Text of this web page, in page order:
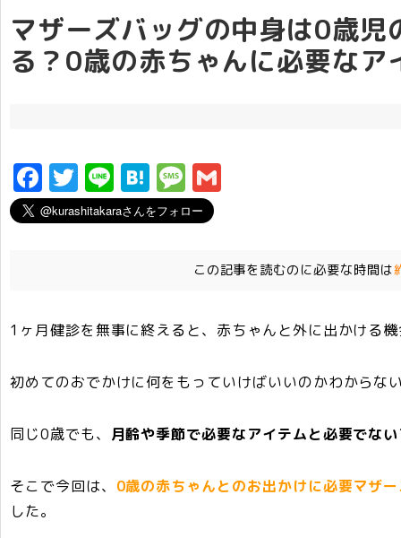
マザーズバッグの中身は0歳児
る？0歳の赤ちゃんに必要なア
F
a
c
o
o
k
T
w
it
r
Li
n
e
H
a
t
a
M
e
s
s
a
g
e
l
この記事を読むのに必要な時間は
1ヶ月健診を無事に終えると、赤ちゃんと外に出かける
初めてのおでかけに何をもっていけばいいのかわからな
同じ0歳でも、 月齢や季節で必要なアイテムと必要でな
そこで今回は、 0歳の赤ちゃんとのお出かけに必要マザ
した。